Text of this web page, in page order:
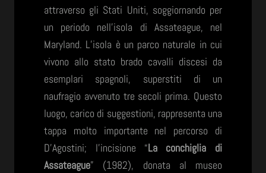
attraverso gli Stati Uniti, soggiornando per
un periodo nell’isola di Assateague, nel
Maryland. L’isola è un parco naturale in cui
vivono allo stato brado cavalli discesi da
esemplari spagnoli, superstiti di un
naufragio avvenuto tre secoli prima. Questo
luogo, carico di suggestioni, rappresenta una
tappa molto importante nel percorso di
D’Agostini; l’incisione “La conchiglia di
Assateague” (1982), donata al museo